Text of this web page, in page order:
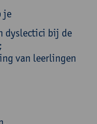
je
dyslectici bij de
van leerlingen